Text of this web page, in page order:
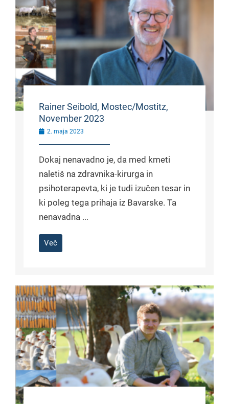
Rainer Seibold, Mostec/Mostitz,
November 2023
2. maja 2023
Dokaj nenavadno je, da med kmeti
naletiš na zdravnika-kirurga in
psihoterapevta, ki je tudi izučen tesar in
ki poleg tega prihaja iz Bavarske. Ta
nenavadna ...
Več